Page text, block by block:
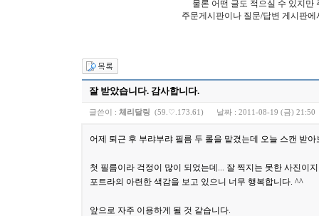
물론 어떤 글도 적으실 수 있지만
주문게시판이나 질문/답변 게시판
잘 받았습니다. 감사합니다.
글쓴이 : 체리달링 (59.♡.173.61) 날짜 : 2011-08-19 (금) 21:50
어제 퇴근 후 부랴부랴 필름 두 롤을 맡겼는데 오늘 스캔 받
첫 필름이라 걱정이 많이 되었는데... 잘 찍지는 못한 사진이
포트라의 아련한 색감을 보고 있으니 너무 행복합니다. ^^
앞으로 자주 이용하게 될 것 같습니다.